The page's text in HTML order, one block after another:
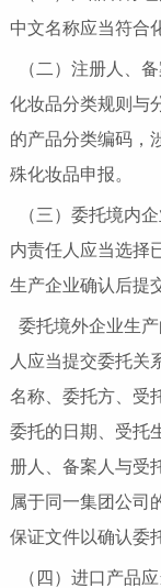
中文名称应当符合
（二）注册人、
化妆品分类规则与
的产品分类编码，
殊化妆品申报。
（三）委托境内
内责任人应当选择
生产企业确认后提
委托境外企业生
人应当提交委托关
名称、委托方、受
委托的日期、受托
册人、备案人与受
属于同一集团公司
保证文件以确认委
（四）进口产品